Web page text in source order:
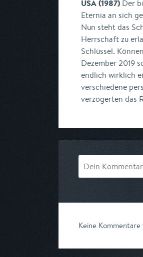
USA (1987) Der
Eternia an sich
Nun steht das
Herrschaft zu
Schlüssel.
Dezember 2019
endlich wirklich
verschiedene
verzögerten das
Keine Kommentare